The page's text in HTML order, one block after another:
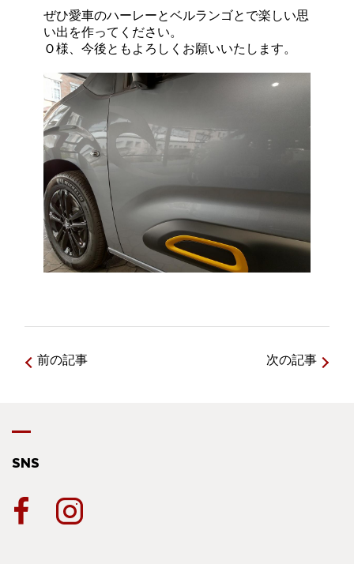
ぜひ愛車のハーレーとベルランゴとで楽しい思
い出を作ってください。
Ｏ様、今後ともよろしくお願いいたします。
前の記事 次の記事
SNS